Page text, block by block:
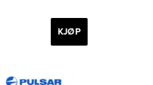
KJØP